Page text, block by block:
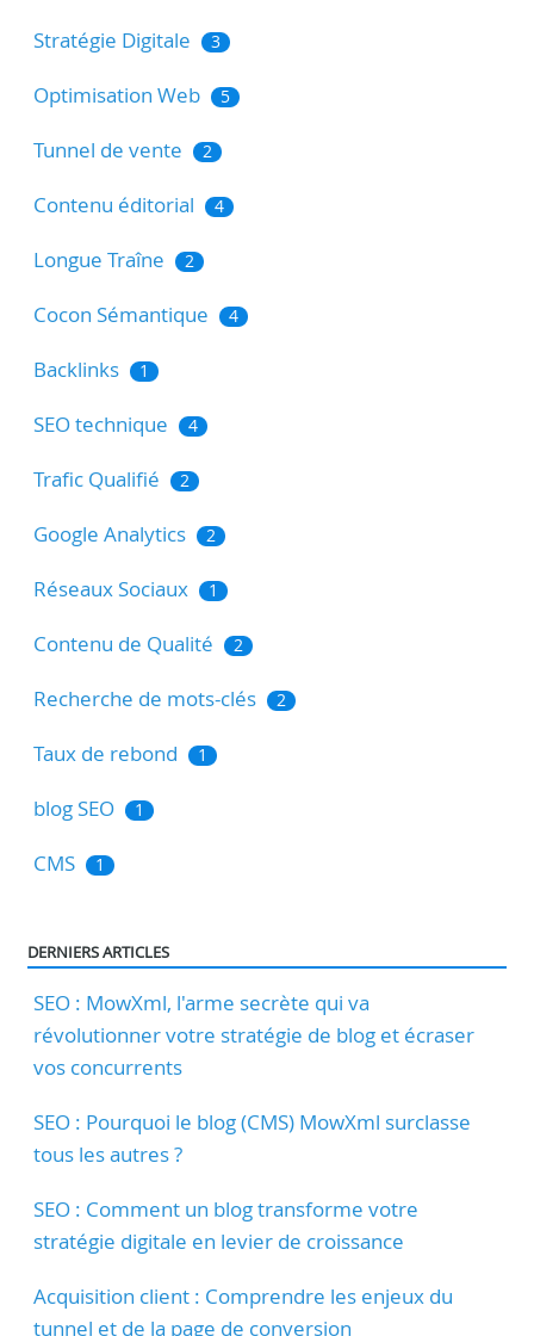
Stratégie Digitale 3
Optimisation Web 5
Tunnel de vente 2
Contenu éditorial 4
Longue Traîne 2
Cocon Sémantique 4
Backlinks 1
SEO technique 4
Trafic Qualifié 2
Google Analytics 2
Réseaux Sociaux 1
Contenu de Qualité 2
Recherche de mots-clés 2
Taux de rebond 1
blog SEO 1
CMS 1
DERNIERS ARTICLES
SEO : MowXml, l'arme secrète qui va
révolutionner votre stratégie de blog et écraser
vos concurrents
SEO : Pourquoi le blog (CMS) MowXml surclasse
tous les autres ?
SEO : Comment un blog transforme votre
stratégie digitale en levier de croissance
Acquisition client : Comprendre les enjeux du
tunnel et de la page de conversion